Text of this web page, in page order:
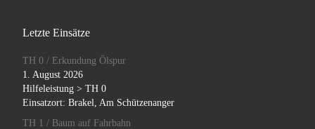
Letzte Einsätze
TH 0 / Erkundung Ölspur
1. August 2026
Hilfeleistung > TH 0
Einsatzort: Brakel, Am Schützenanger
TH 1 / Baum auf Fahrbahn